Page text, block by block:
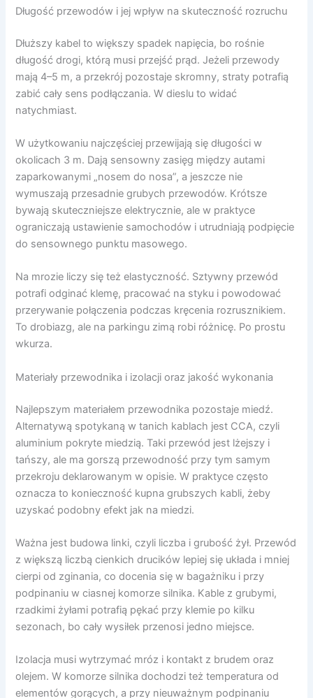
Długość przewodów i jej wpływ na skuteczność rozruchu
Dłuższy kabel to większy spadek napięcia, bo rośnie
długość drogi, którą musi przejść prąd. Jeżeli przewody
mają 4–5 m, a przekrój pozostaje skromny, straty potrafią
zabić cały sens podłączania. W dieslu to widać
natychmiast.
W użytkowaniu najczęściej przewijają się długości w
okolicach 3 m. Dają sensowny zasięg między autami
zaparkowanymi „nosem do nosa”, a jeszcze nie
wymuszają przesadnie grubych przewodów. Krótsze
bywają skuteczniejsze elektrycznie, ale w praktyce
ograniczają ustawienie samochodów i utrudniają podpięcie
do sensownego punktu masowego.
Na mrozie liczy się też elastyczność. Sztywny przewód
potrafi odginać klemę, pracować na styku i powodować
przerywanie połączenia podczas kręcenia rozrusznikiem.
To drobiazg, ale na parkingu zimą robi różnicę. Po prostu
wkurza.
Materiały przewodnika i izolacji oraz jakość wykonania
Najlepszym materiałem przewodnika pozostaje miedź.
Alternatywą spotykaną w tanich kablach jest CCA, czyli
aluminium pokryte miedzią. Taki przewód jest lżejszy i
tańszy, ale ma gorszą przewodność przy tym samym
przekroju deklarowanym w opisie. W praktyce często
oznacza to konieczność kupna grubszych kabli, żeby
uzyskać podobny efekt jak na miedzi.
Ważna jest budowa linki, czyli liczba i grubość żył. Przewód
z większą liczbą cienkich drucików lepiej się układa i mniej
cierpi od zginania, co docenia się w bagażniku i przy
podpinaniu w ciasnej komorze silnika. Kable z grubymi,
rzadkimi żyłami potrafią pękać przy klemie po kilku
sezonach, bo cały wysiłek przenosi jedno miejsce.
Izolacja musi wytrzymać mróz i kontakt z brudem oraz
olejem. W komorze silnika dochodzi też temperatura od
elementów gorących, a przy nieuważnym podpinaniu